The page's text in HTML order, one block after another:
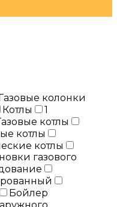
колонки
Котлы
1
котлы
котлы
котлы
газового
Бойлер